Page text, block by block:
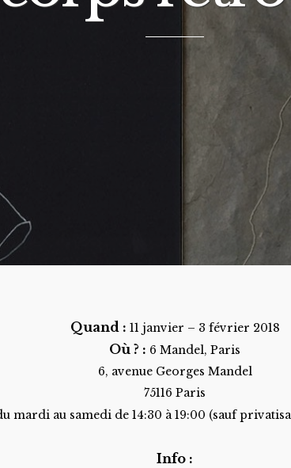
Quand : 11 janvier – 3 février 2018
Où ? : 6 Mandel, Paris
6, avenue Georges Mandel
75116 Paris
mardi au samedi de 14:30 à 19:00 (sauf
Info :